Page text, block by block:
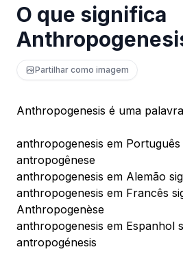
O que significa
Partilhar como imagem
Anthropogenesis é uma
anthropogenesis em Português
antropogênese
anthropogenesis em Alemão
anthropogenesis em Francês
Anthropogenèse
anthropogenesis em Espanhol
antropogénesis